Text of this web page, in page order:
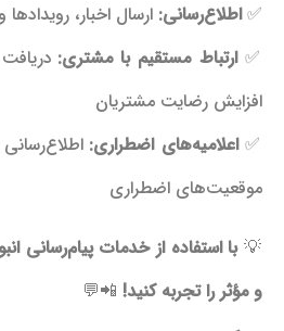
✅اطلاع‌رسانی: ارسال اخبار،
✅ارتباط مستقیم با مشتری:
افزایش رضایت مشتریان
✅اعلامیه‌های اضطراری:
موقعیت‌های اضطراری
💡با استفاده از خدمات پیام‌رسانی
و مؤثر را تجربه کنید! 📲💬